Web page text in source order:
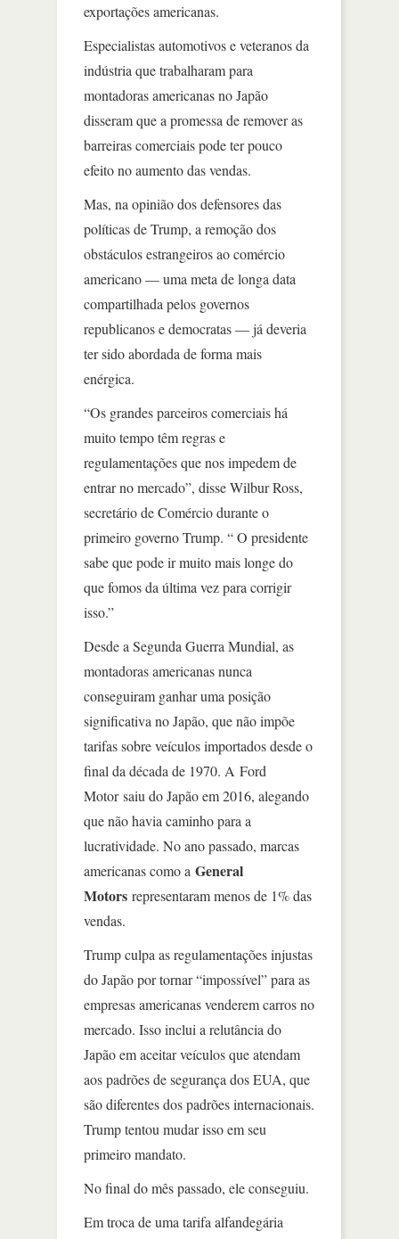
exportações americanas.
Especialistas automotivos e veteranos da
indústria que trabalharam para
montadoras americanas no Japão
disseram que a promessa de remover as
barreiras comerciais pode ter pouco
efeito no aumento das vendas.
Mas, na opinião dos defensores das
políticas de Trump, a remoção dos
obstáculos estrangeiros ao comércio
americano — uma meta de longa data
compartilhada pelos governos
republicanos e democratas — já deveria
ter sido abordada de forma mais
enérgica.
“Os grandes parceiros comerciais há
muito tempo têm regras e
regulamentações que nos impedem de
entrar no mercado”, disse Wilbur Ross,
secretário de Comércio durante o
primeiro governo Trump. “ O presidente
sabe que pode ir muito mais longe do
que fomos da última vez para corrigir
isso.”
Desde a Segunda Guerra Mundial, as
montadoras americanas nunca
conseguiram ganhar uma posição
significativa no Japão, que não impõe
tarifas sobre veículos importados desde o
final da década de 1970. A Ford
Motor saiu do Japão em 2016, alegando
que não havia caminho para a
lucratividade. No ano passado, marcas
americanas como a General
Motors representaram menos de 1% das
vendas.
Trump culpa as regulamentações injustas
do Japão por tornar “impossível” para as
empresas americanas venderem carros no
mercado. Isso inclui a relutância do
Japão em aceitar veículos que atendam
aos padrões de segurança dos EUA, que
são diferentes dos padrões internacionais.
Trump tentou mudar isso em seu
primeiro mandato.
No final do mês passado, ele conseguiu.
Em troca de uma tarifa alfandegária